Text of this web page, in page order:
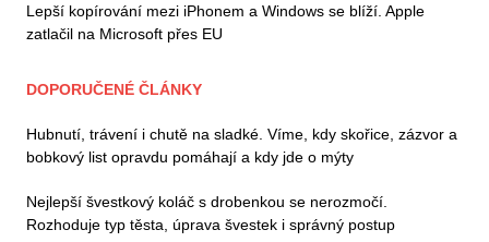
Lepší kopírování mezi iPhonem a Windows se blíží. Apple
zatlačil na Microsoft přes EU
DOPORUČENÉ ČLÁNKY
Hubnutí, trávení i chutě na sladké. Víme, kdy skořice, zázvor a
bobkový list opravdu pomáhají a kdy jde o mýty
Nejlepší švestkový koláč s drobenkou se nerozmočí.
Rozhoduje typ těsta, úprava švestek i správný postup